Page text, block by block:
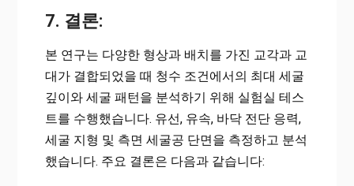
7. 결론:
본 연구는 다양한 형상과 배치를 가진 교각과 교
대가 결합되었을 때 청수 조건에서의 최대 세굴
깊이와 세굴 패턴을 분석하기 위해 실험실 테스
트를 수행했습니다. 유선, 유속, 바닥 전단 응력,
세굴 지형 및 측면 세굴공 단면을 측정하고 분석
했습니다. 주요 결론은 다음과 같습니다: